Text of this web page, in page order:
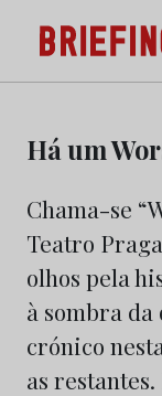
content
Briefing:
Marketing e
Há um
Chama-se
Teatro
olhos pela
à sombra
crónico
as